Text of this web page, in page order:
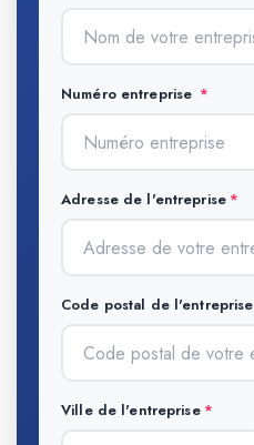
Numéro entreprise
Adresse de l'entreprise
Code postal de l'entreprise
Ville de l'entreprise